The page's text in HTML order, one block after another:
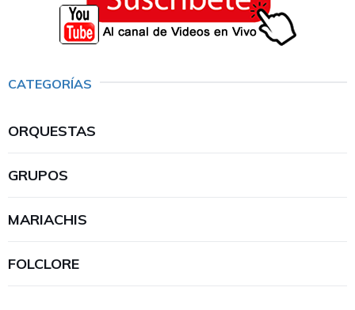
CATEGORÍAS
ORQUESTAS
GRUPOS
MARIACHIS
FOLCLORE